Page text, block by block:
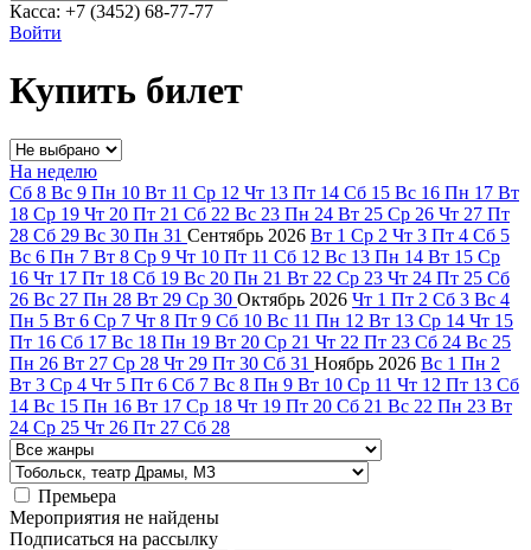
Касса: +7 (3452) 68-77-77
Войти
Купить билет
На неделю
Сб 8 Вс 9 Пн 10 Вт 11 Ср 12 Чт 13 Пт 14 Сб 15 Вс 16 Пн 17 Вт
18 Ср 19 Чт 20 Пт 21 Сб 22 Вс 23 Пн 24 Вт 25 Ср 26 Чт 27 Пт
28 Сб 29 Вс 30 Пн 31 Сентябрь 2026 Вт 1 Ср 2 Чт 3 Пт 4 Сб 5
Вс 6 Пн 7 Вт 8 Ср 9 Чт 10 Пт 11 Сб 12 Вс 13 Пн 14 Вт 15 Ср
16 Чт 17 Пт 18 Сб 19 Вс 20 Пн 21 Вт 22 Ср 23 Чт 24 Пт 25 Сб
26 Вс 27 Пн 28 Вт 29 Ср 30 Октябрь 2026 Чт 1 Пт 2 Сб 3 Вс 4
Пн 5 Вт 6 Ср 7 Чт 8 Пт 9 Сб 10 Вс 11 Пн 12 Вт 13 Ср 14 Чт 15
Пт 16 Сб 17 Вс 18 Пн 19 Вт 20 Ср 21 Чт 22 Пт 23 Сб 24 Вс 25
Пн 26 Вт 27 Ср 28 Чт 29 Пт 30 Сб 31 Ноябрь 2026 Вс 1 Пн 2
Вт 3 Ср 4 Чт 5 Пт 6 Сб 7 Вс 8 Пн 9 Вт 10 Ср 11 Чт 12 Пт 13 Сб
14 Вс 15 Пн 16 Вт 17 Ср 18 Чт 19 Пт 20 Сб 21 Вс 22 Пн 23 Вт
24 Ср 25 Чт 26 Пт 27 Сб 28
Премьера
Мероприятия не найдены
Подписаться на рассылку